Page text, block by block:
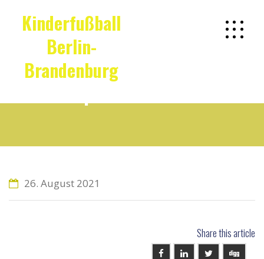
Kinderfußball
Berlin-
Brandenburg
26. August 2021
Share this article